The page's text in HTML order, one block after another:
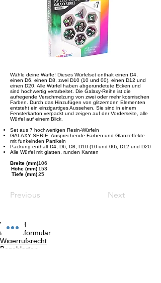
Wähle deine Waffe! Dieses Würfelset enthält einen D4,
einen D6, einen D8, zwei D10 (10 und 00), einen D12 und
einen D20. Alle Würfel haben abgerundetete Ecken und
sind hochwertig verarbeitet. Die Galaxy-Reihe ist die
aufregende Verschmelzung von zwei oder mehr kosmischen
Farben. Durch das Hinzufügen von glitzernden Elementen
entsteht ein einzigartiges Aussehen. Sie sind in einem
Fensterkarton verpackt und zeigen auf der Vorderseite, alle
Würfel auf einem Blick.
Set aus 7 hochwertigen Resin-Würfeln
GALAXY SERIE: Ansprechende Farben und Glanzeffekte
mit funkelnden Partikeln
Packung enthält D4, D6, D8, D10 (10 und 00), D12 und D20
Alle Würfel mit glatten, runden Kanten
Breite (mm)106
Höhe (mm) 153
Tiefe (mm) 25
Previous Next
Versand
Kontaktformular
Widerrufsrecht
Bezahlarten